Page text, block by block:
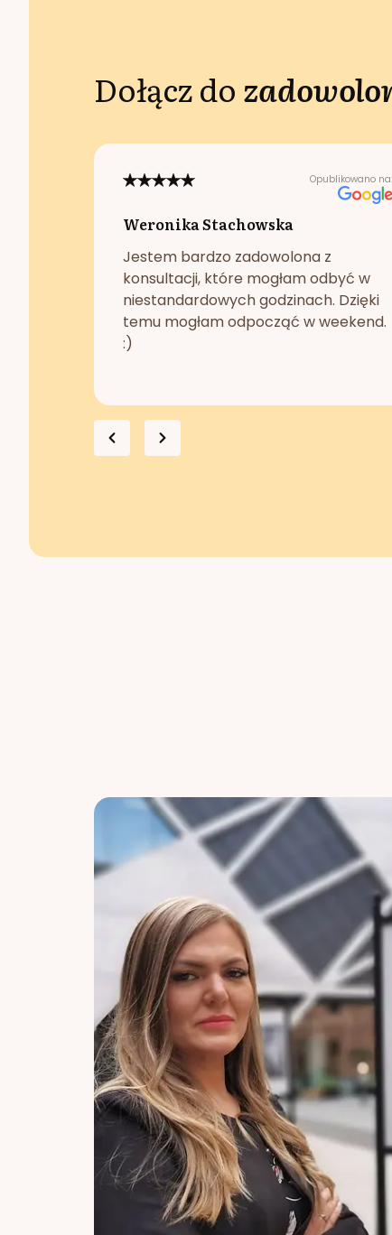
Dołącz do
Opublikowano na:
Weronika Stachowska
Jestem bardzo zadowolona z
konsultacji, które mogłam odbyć w
niestandardowych godzinach. Dzięki
temu mogłam odpocząć w weekend.
:)